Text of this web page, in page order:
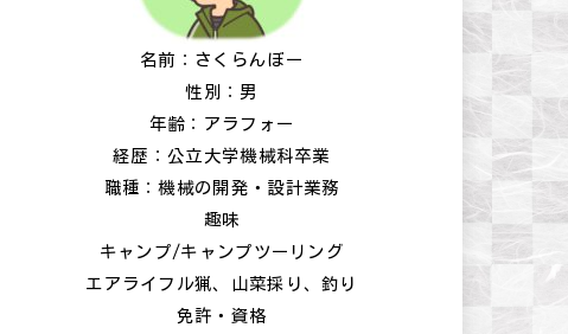
名前：さくらんぼー
性別：男
年齢：アラフォー
経歴：公立大学機械科卒業
職種：機械の開発・設計業務
趣味
キャンプ/キャンプツーリング
エアライフル猟、山菜採り、釣り
免許・資格